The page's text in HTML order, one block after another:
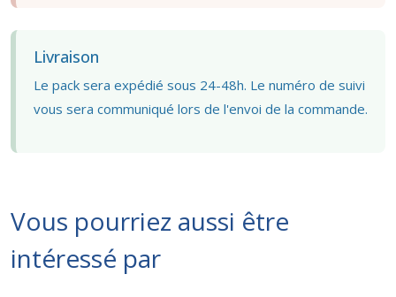
Livraison
Le pack sera expédié sous 24-48h. Le numéro de suivi
vous sera communiqué lors de l'envoi de la commande.
Vous pourriez aussi être
intéressé par